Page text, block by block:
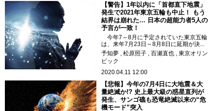
【警告】1年以内に「首都直下地震」
発生で2021年東京五輪も中止！ もう
結界は崩れた… 日本の超能力者5人の
予言が一致！
今年7～8月に予定されていた東京五輪
は、来年7月23日～8月8日に延期が決...
予知夢
松原照子 百瀬直也
東京オリン
ピック
2020.04.11 12:00
【悲報】今年の7月4日に大地震＆大
量絶滅か!? 史上最大級の惑星直列が
発生、サンゴ礁も恐竜絶滅以来の“危
機モード”突入